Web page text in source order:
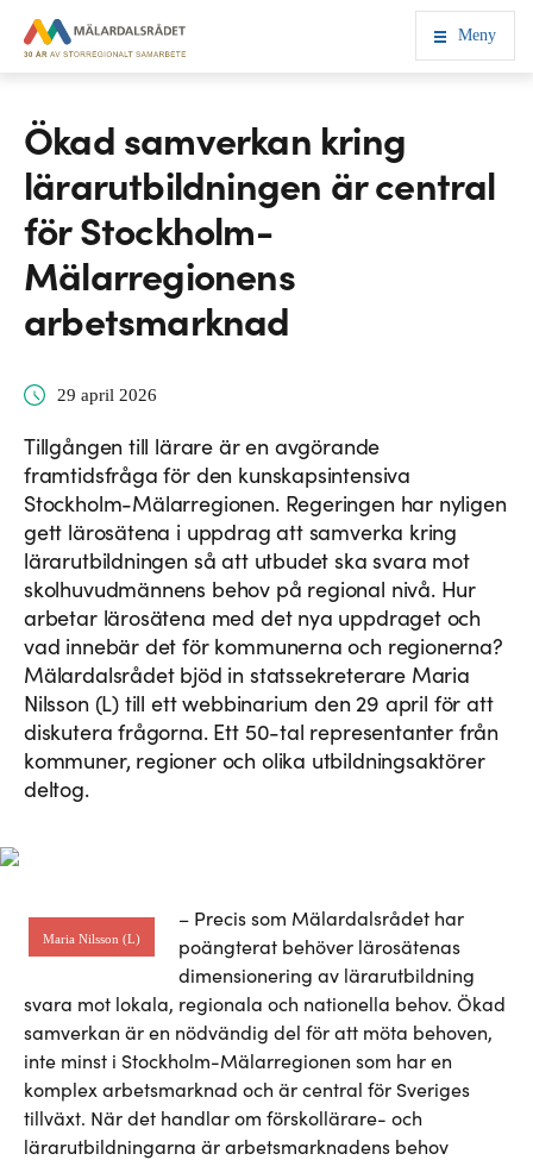
Meny
Ökad samverkan kring
lärarutbildningen är central
för Stockholm-
Mälarregionens
arbetsmarknad
29 april 2026
Tillgången till lärare är en avgörande
framtidsfråga för den kunskapsintensiva
Stockholm-Mälarregionen. Regeringen har nyligen
gett lärosätena i uppdrag att samverka kring
lärarutbildningen så att utbudet ska svara mot
skolhuvudmännens behov på regional nivå. Hur
arbetar lärosätena med det nya uppdraget och
vad innebär det för kommunerna och regionerna?
Mälardalsrådet bjöd in statssekreterare Maria
Nilsson (L) till ett webbinarium den 29 april för att
diskutera frågorna. Ett 50-tal representanter från
kommuner, regioner och olika utbildningsaktörer
deltog.
Maria Nilsson (L)
– Precis som Mälardalsrådet har
poängterat behöver lärosätenas
dimensionering av lärarutbildning
svara mot lokala, regionala och nationella behov. Ökad
samverkan är en nödvändig del för att möta behoven,
inte minst i Stockholm-Mälarregionen som har en
komplex arbetsmarknad och är central för Sveriges
tillväxt. När det handlar om förskollärare- och
lärarutbildningarna är arbetsmarknadens behov